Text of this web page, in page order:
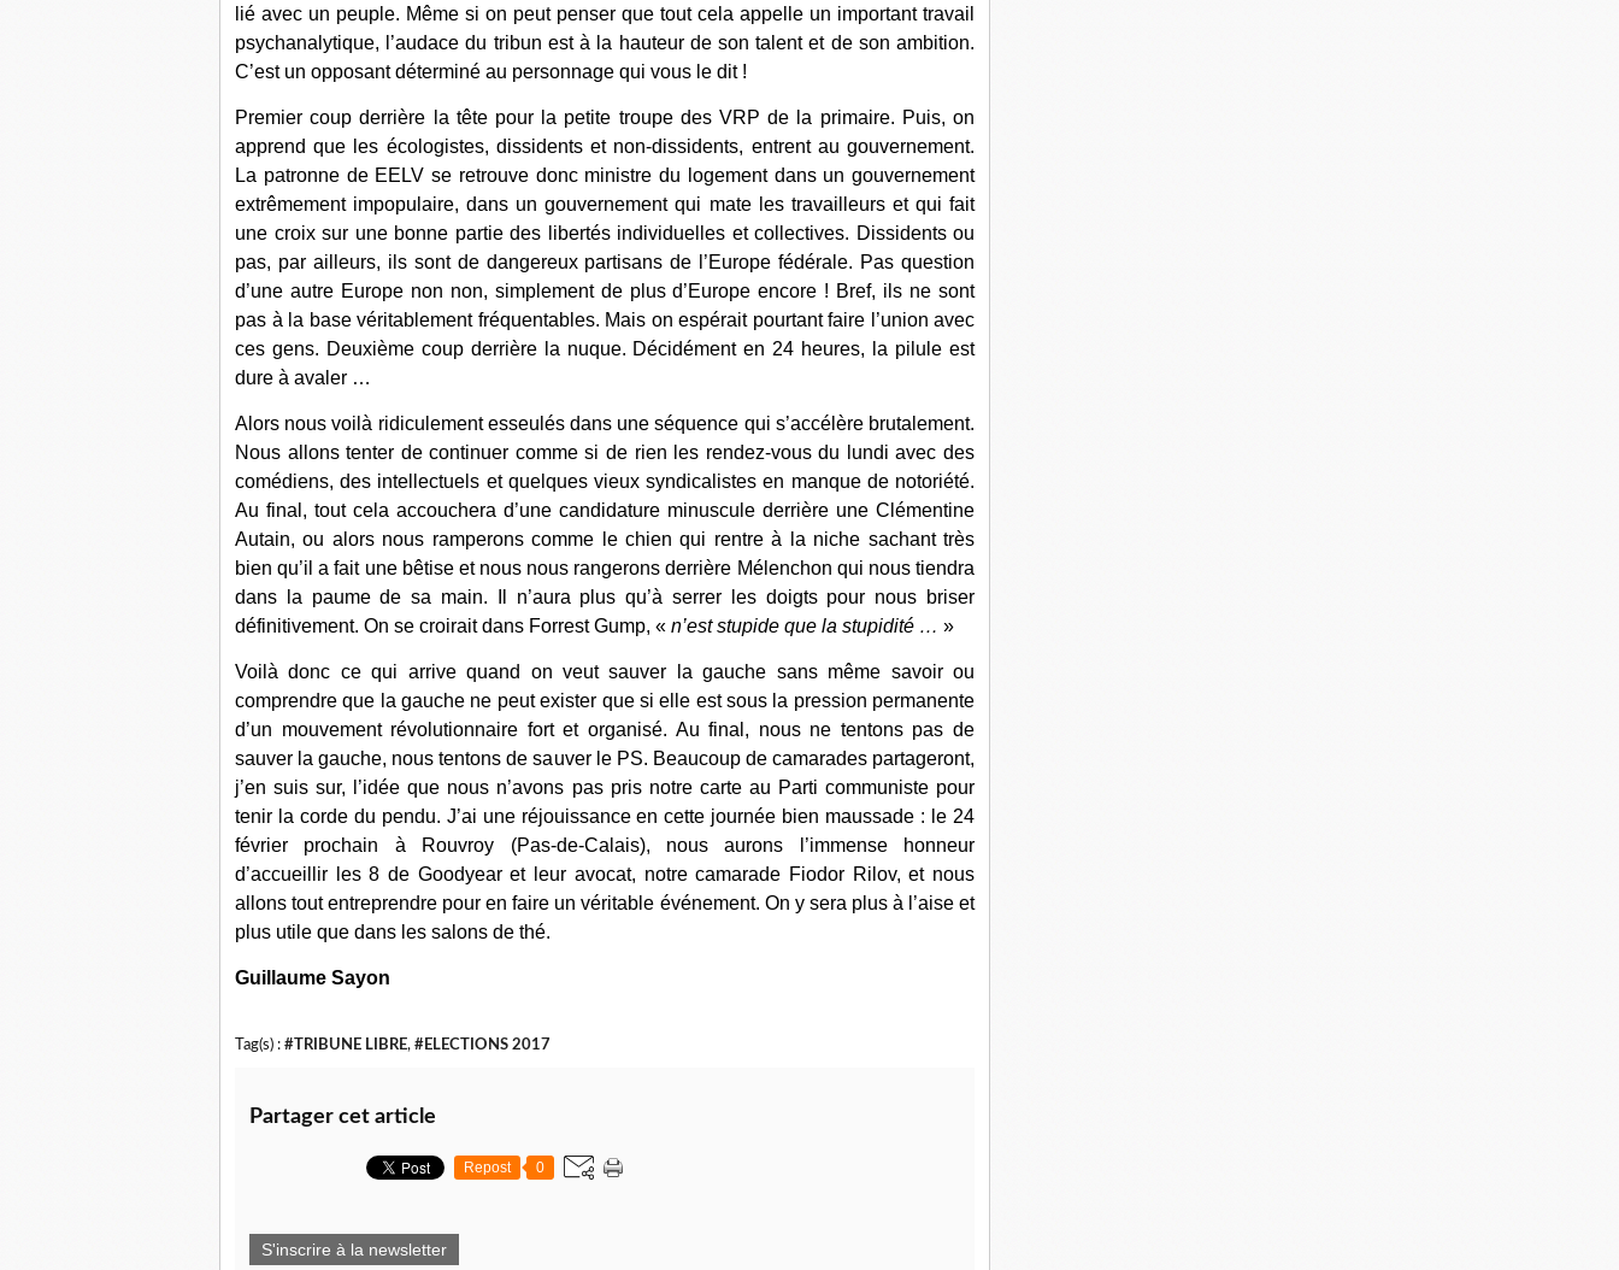
lié avec un peuple. Même si on peut penser que tout cela appelle un important travail
psychanalytique, l’audace du tribun est à la hauteur de son talent et de son ambition.
C’est un opposant déterminé au personnage qui vous le dit !
Premier coup derrière la tête pour la petite troupe des VRP de la primaire. Puis, on
apprend que les écologistes, dissidents et non-dissidents, entrent au gouvernement.
La patronne de EELV se retrouve donc ministre du logement dans un gouvernement
extrêmement impopulaire, dans un gouvernement qui mate les travailleurs et qui fait
une croix sur une bonne partie des libertés individuelles et collectives. Dissidents ou
pas, par ailleurs, ils sont de dangereux partisans de l’Europe fédérale. Pas question
d’une autre Europe non non, simplement de plus d’Europe encore ! Bref, ils ne sont
pas à la base véritablement fréquentables. Mais on espérait pourtant faire l’union avec
ces gens. Deuxième coup derrière la nuque. Décidément en 24 heures, la pilule est
dure à avaler …
Alors nous voilà ridiculement esseulés dans une séquence qui s’accélère brutalement.
Nous allons tenter de continuer comme si de rien les rendez-vous du lundi avec des
comédiens, des intellectuels et quelques vieux syndicalistes en manque de notoriété.
Au final, tout cela accouchera d’une candidature minuscule derrière une Clémentine
Autain, ou alors nous ramperons comme le chien qui rentre à la niche sachant très
bien qu’il a fait une bêtise et nous nous rangerons derrière Mélenchon qui nous tiendra
dans la paume de sa main. Il n’aura plus qu’à serrer les doigts pour nous briser
définitivement. On se croirait dans Forrest Gump, « n’est stupide que la stupidité … »
Voilà donc ce qui arrive quand on veut sauver la gauche sans même savoir ou
comprendre que la gauche ne peut exister que si elle est sous la pression permanente
d’un mouvement révolutionnaire fort et organisé. Au final, nous ne tentons pas de
sauver la gauche, nous tentons de sauver le PS. Beaucoup de camarades partageront,
j’en suis sur, l’idée que nous n’avons pas pris notre carte au Parti communiste pour
tenir la corde du pendu. J’ai une réjouissance en cette journée bien maussade : le 24
février prochain à Rouvroy (Pas-de-Calais), nous aurons l’immense honneur
d’accueillir les 8 de Goodyear et leur avocat, notre camarade Fiodor Rilov, et nous
allons tout entreprendre pour en faire un véritable événement. On y sera plus à l’aise et
plus utile que dans les salons de thé.
Guillaume Sayon
Tag(s) : #TRIBUNE LIBRE, #ELECTIONS 2017
Partager cet article
Repost 0
S'inscrire à la newsletter